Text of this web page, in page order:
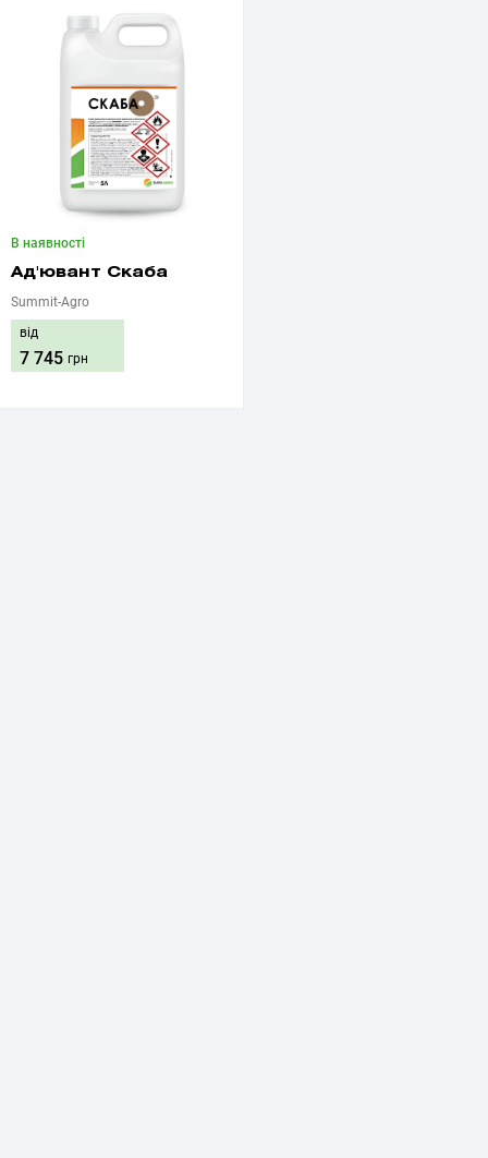
В наявності
Ад'ювант Скаба
Summit-Agro
від
7 745 грн